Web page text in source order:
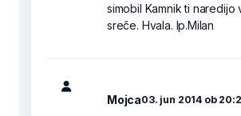
simobil Kamnik ti naredijo
sreče. Hvala. lp.Milan
Mojca03. jun 2014 ob